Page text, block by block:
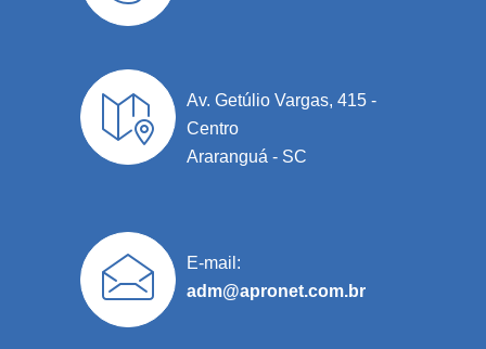
Av. Getúlio Vargas, 415 -
Centro
Araranguá - SC
E-mail:
adm@apronet.com.br